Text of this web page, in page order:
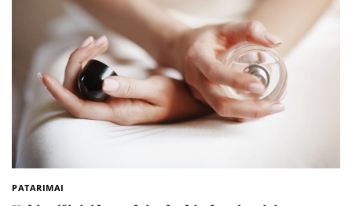
PATARIMAI